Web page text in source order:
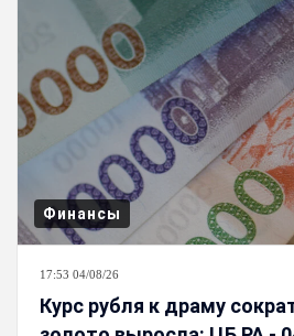
Финансы
17:53 04/08/26
Курс рубля к драму